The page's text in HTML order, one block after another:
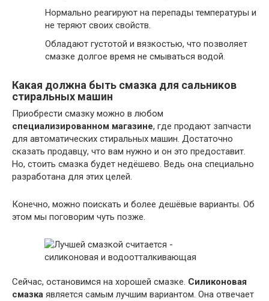
Нормально реагируют на перепады температуры и
не теряют своих свойств.
Обладают густотой и вязкостью, что позволяет
смазке долгое время не смываться водой.
Какая должна быть смазка для сальников
стиральных машин
Приобрести смазку можно в любом
специализированном магазине, где продают запчасти
для автоматических стиральных машин. Достаточно
сказать продавцу, что вам нужно и он это предоставит.
Но, стоить смазка будет недёшево. Ведь она специально
разработана для этих целей.
Конечно, можно поискать и более дешёвые варианты. Об
этом мы поговорим чуть позже.
Сейчас, остановимся на хорошей смазке. Силиконовая
смазка является самым лучшим вариантом. Она отвечает